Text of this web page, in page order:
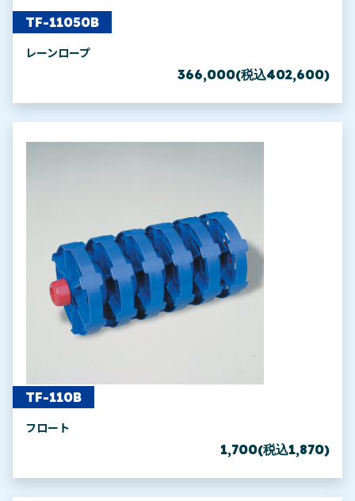
TF-11050B
レーンロープ
366,000(税込402,600)
TF-110B
フロート
1,700(税込1,870)